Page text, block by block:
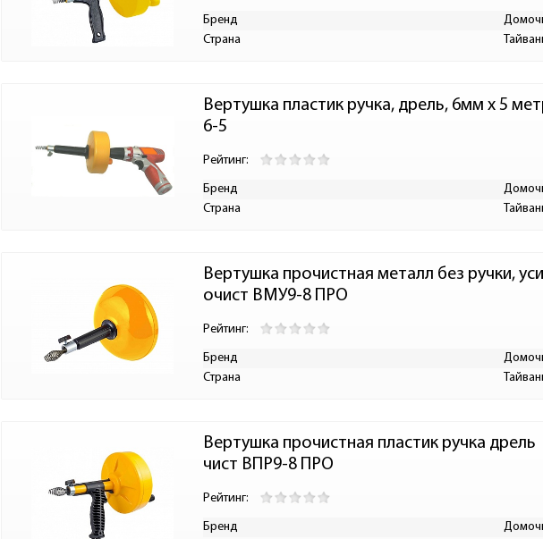
Бренд
Страна
Вертушка пластик ручка, дрель, 6мм х 5
6-5
Рейтинг:
Бренд
Страна
Вертушка прочистная металл без ручки,
очист ВМУ9-8 ПРО
Рейтинг:
Бренд
Страна
Вертушка прочистная пластик ручка
чист ВПР9-8 ПРО
Рейтинг:
Бренд